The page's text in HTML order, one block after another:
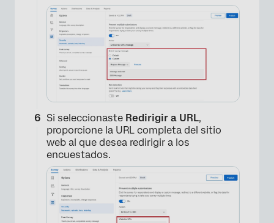
Si seleccionaste Redirigir a URL,
proporcione la URL completa del sitio
web al que desea redirigir a los
encuestados.